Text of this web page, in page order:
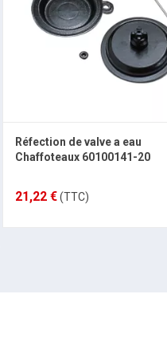
Réfection de valve a eau
Chaffoteaux 60100141-20
21,22 €(TTC)